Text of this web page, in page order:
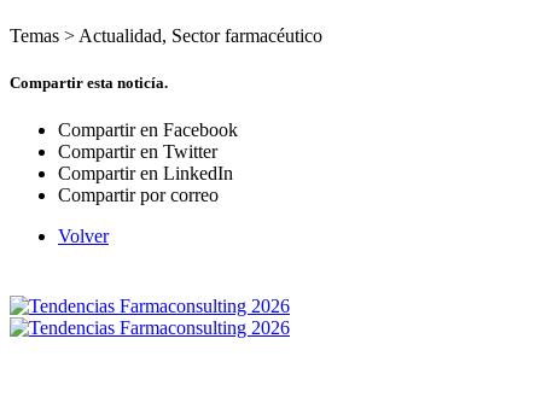
Temas > Actualidad, Sector farmacéutico
Compartir esta noticía.
Compartir en Facebook
Compartir en Twitter
Compartir en LinkedIn
Compartir por correo
Volver